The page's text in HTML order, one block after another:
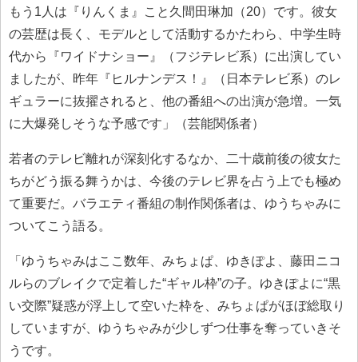
もう1人は『りんくま』こと久間田琳加（20）です。彼女
の芸歴は長く、モデルとして活動するかたわら、中学生時
代から『ワイドナショー』（フジテレビ系）に出演してい
ましたが、昨年『ヒルナンデス！』（日本テレビ系）のレ
ギュラーに抜擢されると、他の番組への出演が急増。一気
に大爆発しそうな予感です」（芸能関係者）
若者のテレビ離れが深刻化するなか、二十歳前後の彼女た
ちがどう振る舞うかは、今後のテレビ界を占う上でも極め
て重要だ。バラエティ番組の制作関係者は、ゆうちゃみに
ついてこう語る。
「ゆうちゃみはここ数年、みちょぱ、ゆきぽよ、藤田ニコ
ルらのブレイクで定着した“ギャル枠”の子。ゆきぽよに“黒
い交際”疑惑が浮上して空いた枠を、みちょぱがほぼ総取り
していますが、ゆうちゃみが少しずつ仕事を奪っていきそ
うです。